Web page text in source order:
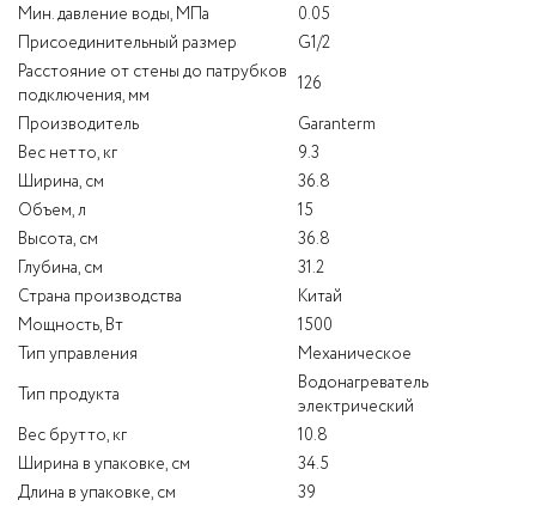
Мин. давление воды, МПа
0.05
Присоединительный размер
G1/2
Расстояние от стены до патрубков
подключения, мм
126
Производитель
Garanterm
Вес нетто, кг
9.3
Ширина, см
36.8
Объем, л
15
Высота, см
36.8
Глубина, см
31.2
Страна производства
Китай
Мощность, Вт
1500
Тип управления
Механическое
Тип продукта
Водонагреватель
электрический
Вес брутто, кг
10.8
Ширина в упаковке, см
34.5
Длина в упаковке, см
39